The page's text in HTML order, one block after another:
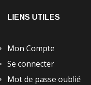
LIENS UTILES
Mon Compte
Se connecter
Mot de passe oublié